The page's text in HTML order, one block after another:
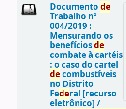
Documento de
Trabalho nº
004/2019 :
Mensurando os
benefíciosde
combate à cartéis
: o caso do cartel
decombustíveis
no Distrito
Federal [recurso
eletrônico] /